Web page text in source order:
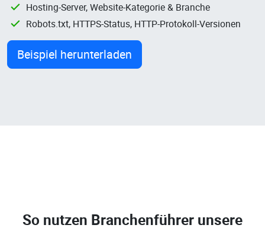
Hosting-Server, Website-Kategorie & Branche
Robots.txt, HTTPS-Status, HTTP-Protokoll-Versionen
Beispiel herunterladen
So nutzen Branchenführer unsere